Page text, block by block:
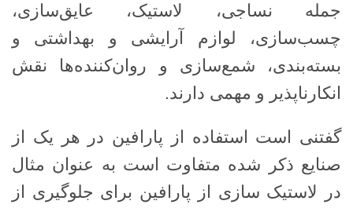
جمله نساجی، لاستیک، عایق‌سازی،
چسب‌سازی، لوازم آرایشی و بهداشتی و
بسته‌بندی، شمع‌سازی و روان‌کننده‌ها نقش
انکارناپذیر و مهمی دارند.
گفتنی است استفاده از پارافین در هر یک از
صنایع ذکر شده متفاوت است به عنوان مثال
در لاستیک سازی از پارافین برای جلوگیری از